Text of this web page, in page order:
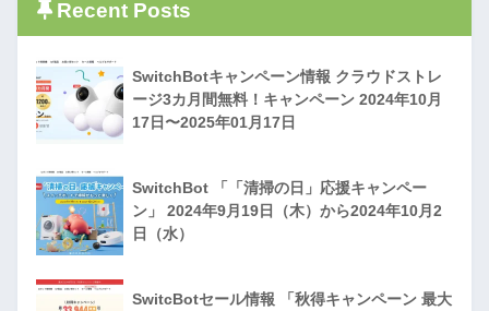
Recent Posts
SwitchBotキャンペーン情報 クラウドストレ
ージ3カ月間無料！キャンペーン 2024年10月
17日〜2025年01月17日
SwitchBot 「「清掃の日」応援キャンペー
ン」 2024年9月19日（木）から2024年10月2
日（水）
SwitcBotセール情報 「秋得キャンペーン 最大